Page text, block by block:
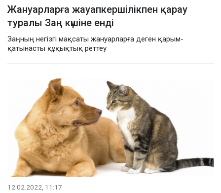
Жануарларға жауапкершілікпен қарау
туралы Заң күшіне енді
Заңның негізгі мақсаты жануарларға деген қарым-
қатынасты құқықтық реттеу
12.02.2022, 11:17